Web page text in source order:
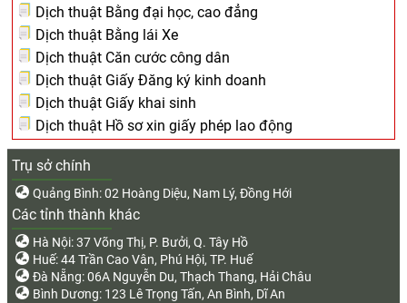
Dịch thuật Bằng đại học, cao đẳng
Dịch thuật Bằng lái Xe
Dịch thuật Căn cước công dân
Dịch thuật Giấy Đăng ký kinh doanh
Dịch thuật Giấy khai sinh
Dịch thuật Hồ sơ xin giấy phép lao động
Trụ sở chính
Quảng Bình: 02 Hoàng Diệu, Nam Lý, Đồng Hới
Các tỉnh thành khác
Hà Nội: 37 Võng Thị, P. Bưởi, Q. Tây Hồ
Huế: 44 Trần Cao Vân, Phú Hội, TP. Huế
Đà Nẵng: 06A Nguyễn Du, Thạch Thang, Hải Châu
Bình Dương: 123 Lê Trọng Tấn, An Bình, Dĩ An